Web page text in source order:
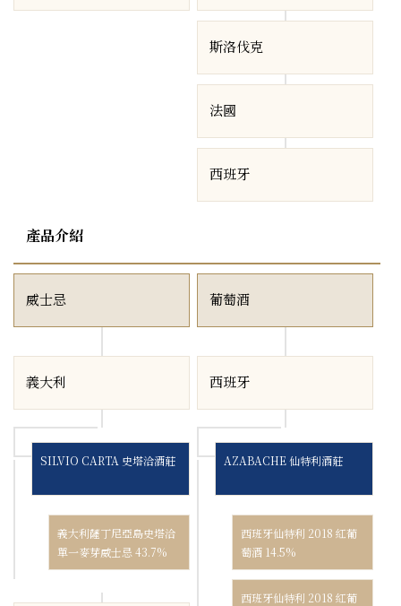
斯洛伐克
法國
西班牙
產品介紹
威士忌
義大利
SILVIO CARTA 史塔洽酒莊
義大利薩丁尼亞島史塔洽
單一麥芽威士忌 43.7%
葡萄酒
西班牙
AZABACHE 仙特利酒莊
西班牙仙特利 2018 紅葡
萄酒 14.5%
西班牙仙特利 2018 紅葡